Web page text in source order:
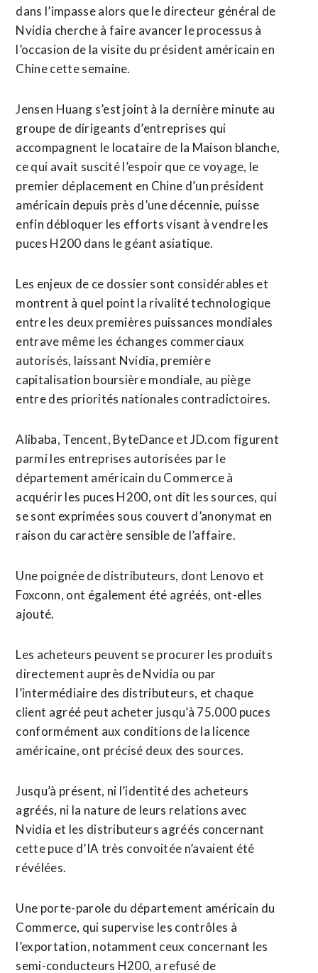
dans l’impasse alors que le directeur général de
Nvidia cherche à faire avancer le processus à
l’occasion de la visite du président américain ​en
Chine cette semaine.
Jensen Huang ‌s’est joint à la dernière minute au
groupe de dirigeants d’entreprises qui
accompagnent le locataire ​de la Maison blanche,
ce qui avait ⁠suscité l’espoir que ce voyage, le
premier déplacement en Chine d’un président
américain depuis près d’une décennie, puisse
enfin débloquer ‌les efforts visant à vendre les
puces ‌H200 dans le géant asiatique.
Les enjeux de ce dossier sont considérables et
montrent à quel point la rivalité technologique
entre les deux premières puissances mondiales
entrave même les échanges commerciaux
autorisés, laissant Nvidia, première
capitalisation boursière mondiale, au piège
entre des priorités nationales contradictoires.
Alibaba, Tencent, ByteDance et JD.com figurent
parmi les entreprises autorisées par le
département ​américain du Commerce à
acquérir les puces H200, ont dit les sources, qui
se sont exprimées sous couvert d’anonymat en
raison du caractère sensible de l’affaire.
Une poignée de distributeurs, dont Lenovo et
Foxconn, ont également été agréés, ont-elles
ajouté.
Les acheteurs peuvent se procurer les produits
directement auprès de Nvidia ou par
l’intermédiaire des distributeurs, et chaque
client agréé peut acheter jusqu’à 75.000 puces
conformément aux conditions de la licence
américaine, ont précisé deux des sources.
Jusqu’à présent, ni l’identité des acheteurs
agréés, ni la nature de leurs relations avec
Nvidia et les distributeurs agréés concernant
cette puce d’IA très ⁠convoitée n’avaient été
révélées.
Une porte-parole du département américain du
Commerce, qui supervise les contrôles à
l’exportation, notamment ceux concernant les
semi-conducteurs H200, a refusé de